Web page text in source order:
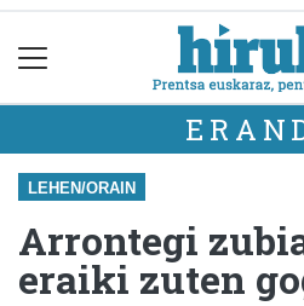
LEHEN/ORAIN
Arrontegi
eraiki zuten